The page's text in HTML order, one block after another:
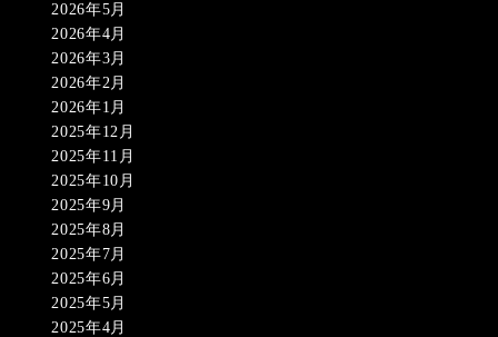
2026年5月
2026年4月
2026年3月
2026年2月
2026年1月
2025年12月
2025年11月
2025年10月
2025年9月
2025年8月
2025年7月
2025年6月
2025年5月
2025年4月